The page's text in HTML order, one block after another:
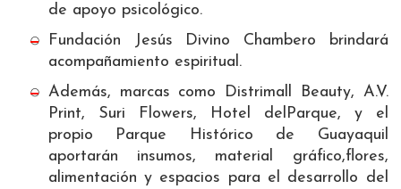
de apoyo psicológico.
Fundación Jesús Divino Chambero brindará
acompañamiento espiritual.
Además, marcas como Distrimall Beauty, A.V.
Print, Suri Flowers, Hotel delParque, y el
propio Parque Histórico de Guayaquil
aportarán insumos, material gráfico,flores,
alimentación y espacios para el desarrollo del